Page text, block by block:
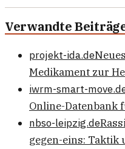
Verwandte
projekt-ida.de
Medikament zur
iwrm-smart-
Online-Datenbank
nbso-leipzig.de
gegen-eins: Taktik